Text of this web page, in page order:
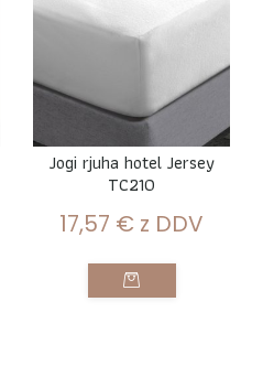
Jogi rjuha hotel Jersey
TC210
17,57 € z DDV